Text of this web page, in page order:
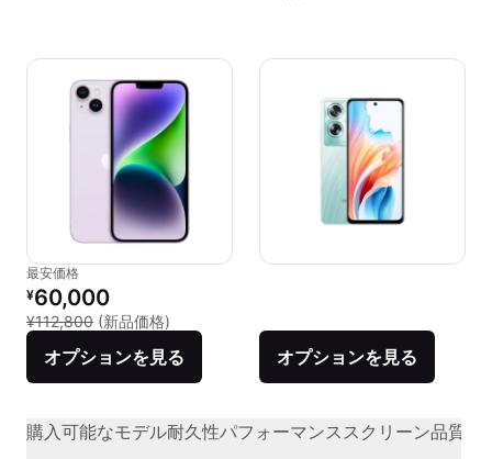
最安価格
リファービッシュ品の価格：
¥60,000
¥112,800 (新品価格)
オプションを見る オプションを見る
購入可能なモデル耐久性パフォーマンススクリーン品質